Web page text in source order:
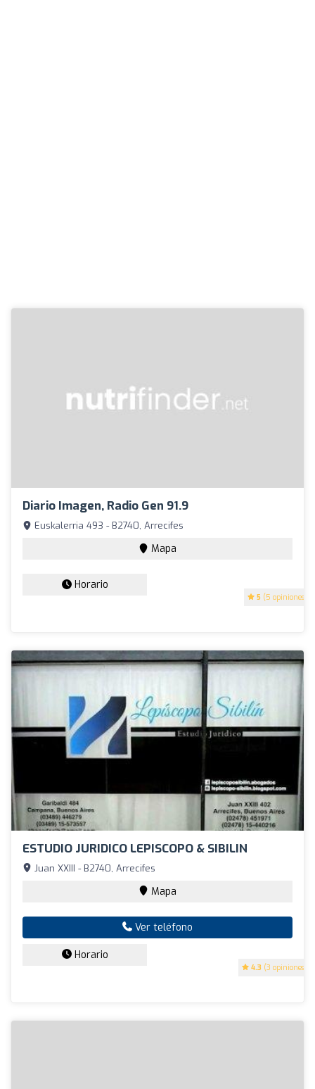
Diario Imagen, Radio Gen 91.9
5 (5 opiniones)
Euskalerria 493 - B2740, Arrecifes
Mapa
Horario
ESTUDIO JURIDICO LEPISCOPO & SIBILIN
4.3 (3 opiniones)
Juan XXIII - B2740, Arrecifes
Mapa
Ver teléfono
Horario